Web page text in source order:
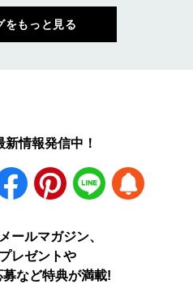
をもっと見る
情報発信中！
Pinterest LINE
ールマガジン、
レゼントや
など特典が満載!